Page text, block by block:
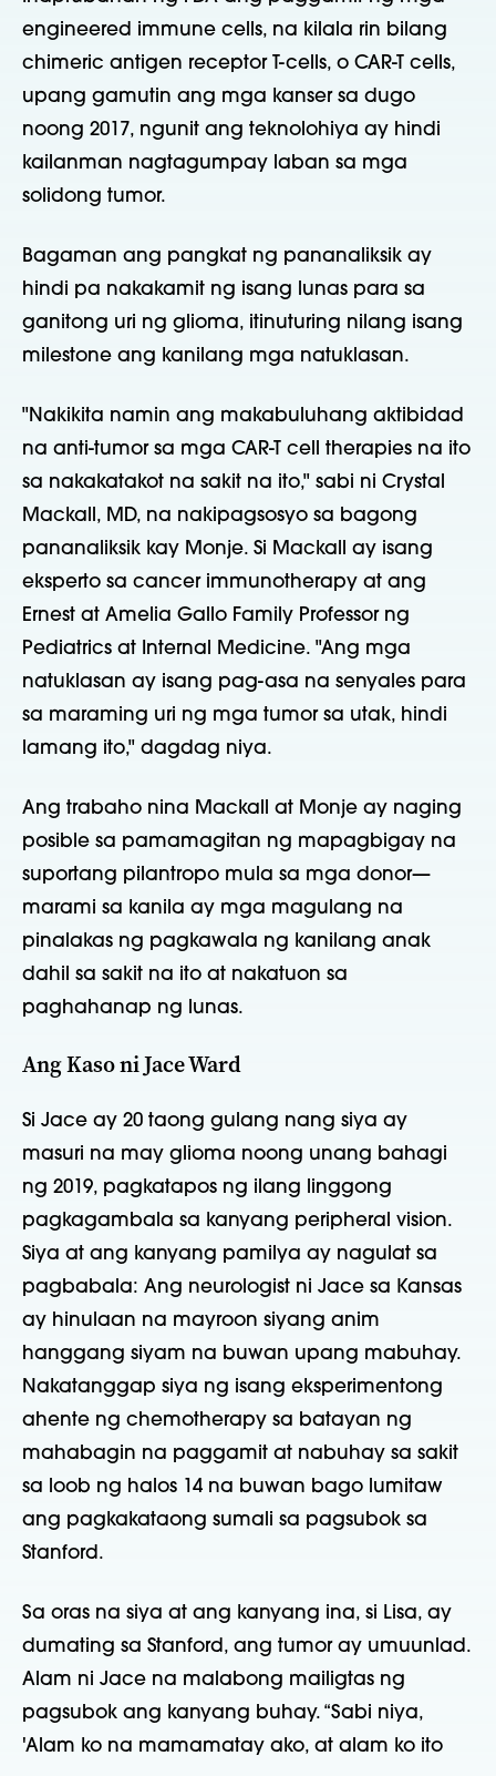
engineered immune cells, na kilala rin bilang
chimeric antigen receptor T-cells, o CAR-T cells,
upang gamutin ang mga kanser sa dugo
noong 2017, ngunit ang teknolohiya ay hindi
kailanman nagtagumpay laban sa mga
solidong tumor.
Bagaman ang pangkat ng pananaliksik ay
hindi pa nakakamit ng isang lunas para sa
ganitong uri ng glioma, itinuturing nilang isang
milestone ang kanilang mga natuklasan.
"Nakikita namin ang makabuluhang aktibidad
na anti-tumor sa mga CAR-T cell therapies na ito
sa nakakatakot na sakit na ito," sabi ni Crystal
Mackall, MD, na nakipagsosyo sa bagong
pananaliksik kay Monje. Si Mackall ay isang
eksperto sa cancer immunotherapy at ang
Ernest at Amelia Gallo Family Professor ng
Pediatrics at Internal Medicine. "Ang mga
natuklasan ay isang pag-asa na senyales para
sa maraming uri ng mga tumor sa utak, hindi
lamang ito," dagdag niya.
Ang trabaho nina Mackall at Monje ay naging
posible sa pamamagitan ng mapagbigay na
suportang pilantropo mula sa mga donor—
marami sa kanila ay mga magulang na
pinalakas ng pagkawala ng kanilang anak
dahil sa sakit na ito at nakatuon sa
paghahanap ng lunas.
Ang Kaso ni Jace Ward
Si Jace ay 20 taong gulang nang siya ay
masuri na may glioma noong unang bahagi
ng 2019, pagkatapos ng ilang linggong
pagkagambala sa kanyang peripheral vision.
Siya at ang kanyang pamilya ay nagulat sa
pagbabala: Ang neurologist ni Jace sa Kansas
ay hinulaan na mayroon siyang anim
hanggang siyam na buwan upang mabuhay.
Nakatanggap siya ng isang eksperimentong
ahente ng chemotherapy sa batayan ng
mahabagin na paggamit at nabuhay sa sakit
sa loob ng halos 14 na buwan bago lumitaw
ang pagkakataong sumali sa pagsubok sa
Stanford.
Sa oras na siya at ang kanyang ina, si Lisa, ay
dumating sa Stanford, ang tumor ay umuunlad.
Alam ni Jace na malabong mailigtas ng
pagsubok ang kanyang buhay. “Sabi niya,
'Alam ko na mamamatay ako, at alam ko ito